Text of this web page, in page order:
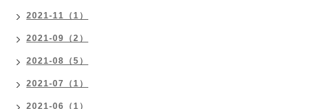
2021-11（1）
2021-09（2）
2021-08（5）
2021-07（1）
2021-06（1）